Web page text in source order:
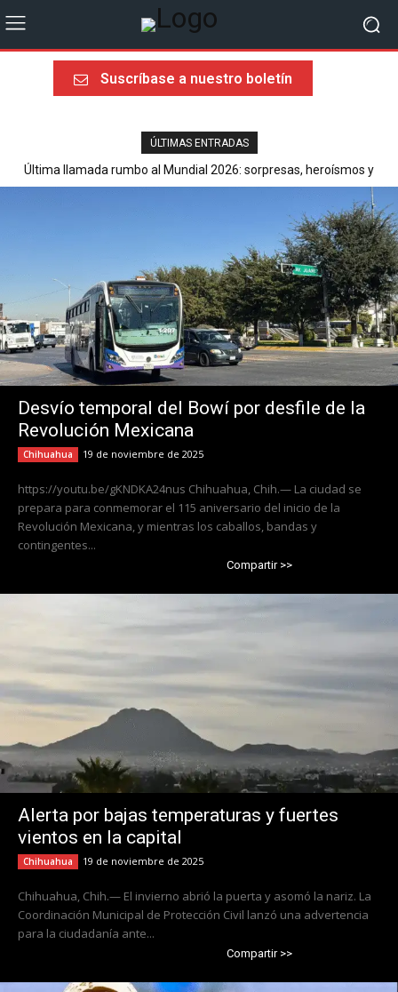
Suscríbase a nuestro boletín
ÚLTIMAS ENTRADAS
Última llamada rumbo al Mundial 2026: sorpresas, heroísmos y
ausencias dolorosas
Desvío temporal del Bowí por desfile de la
Revolución Mexicana
Chihuahua 19 de noviembre de 2025
https://youtu.be/gKNDKA24nus Chihuahua, Chih.— La ciudad se
prepara para conmemorar el 115 aniversario del inicio de la
Revolución Mexicana, y mientras los caballos, bandas y
contingentes...
Compartir >>
Alerta por bajas temperaturas y fuertes
vientos en la capital
Chihuahua 19 de noviembre de 2025
Chihuahua, Chih.— El invierno abrió la puerta y asomó la nariz. La
Coordinación Municipal de Protección Civil lanzó una advertencia
para la ciudadanía ante...
Compartir >>